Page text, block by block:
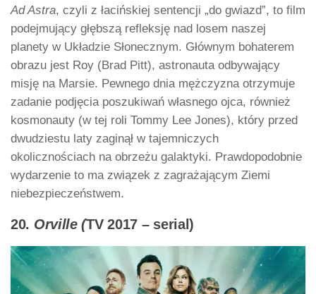
Ad Astra, czyli z łacińskiej sentencji „do gwiazd”, to film
podejmujący głębszą refleksję nad losem naszej
planety w Układzie Słonecznym. Głównym bohaterem
obrazu jest Roy (Brad Pitt), astronauta odbywający
misję na Marsie. Pewnego dnia mężczyzna otrzymuje
zadanie podjęcia poszukiwań własnego ojca, również
kosmonauty (w tej roli Tommy Lee Jones), który przed
dwudziestu laty zaginął w tajemniczych
okolicznościach na obrzeżu galaktyki. Prawdopodobnie
wydarzenie to ma związek z zagrażającym Ziemi
niebezpieczeństwem.
20. Orville (TV 2017 – serial)